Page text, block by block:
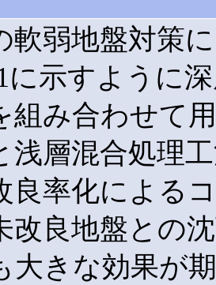
軟弱地盤対策
に示すように
組み合わせて
浅層混合処理
良率化による
改良地盤との
大きな効果が